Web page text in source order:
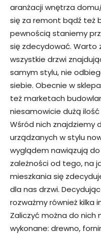
aranżacji wnętrza
się za remont bądź też
pewnością staniemy
się zdecydować. Warto
wszystkie drzwi
samym stylu, nie
siebie. Obecnie w
też marketach
niesamowicie dużą
Wśród nich znajdziemy
urządzanych w stylu
wyglądem nawiązują
zależności od tego, na
mieszkania się
dla nas drzwi.
rozważmy również kilka
Zaliczyć można do nich
wykonane: drewno,